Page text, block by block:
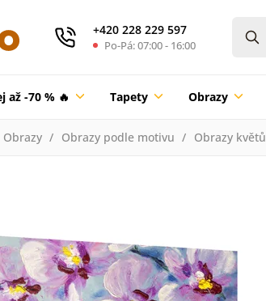
+420 228 229 597
Po-Pá: 07:00 - 16:00
až -70 % 🔥 Tapety Obrazy
Obrazy Obrazy podle motivu Obrazy květů